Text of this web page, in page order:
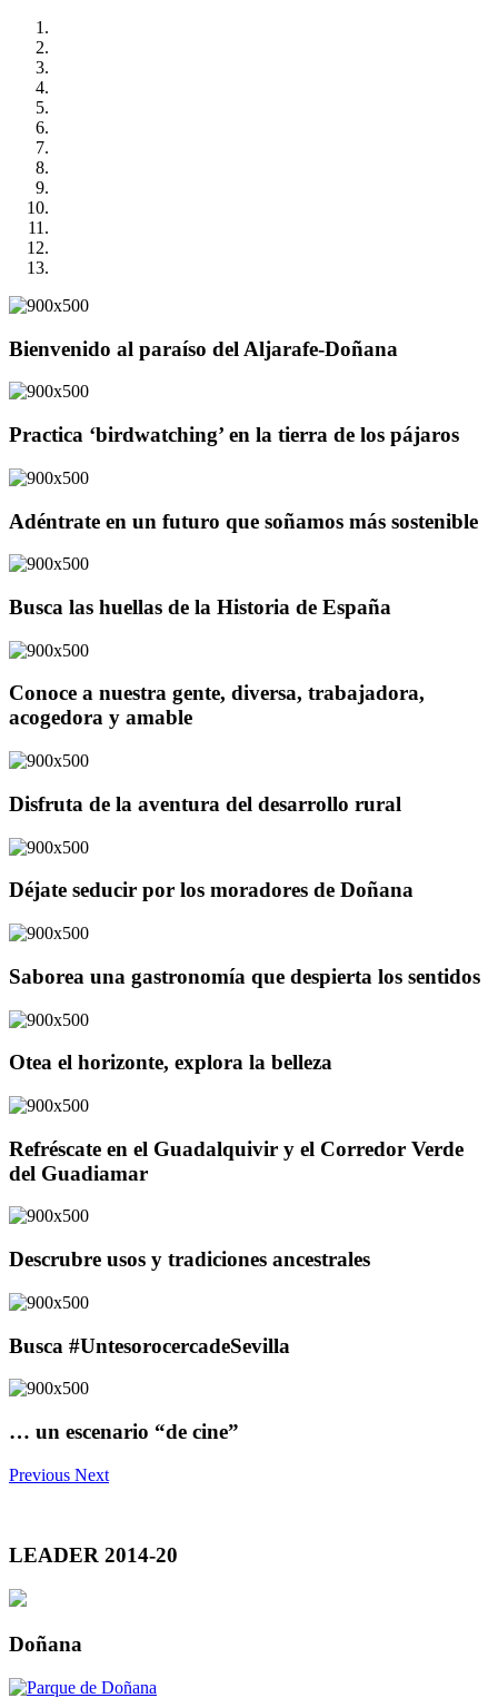
Bienvenido al paraíso del Aljarafe-Doñana
Practica ‘birdwatching’ en la tierra de los pájaros
Adéntrate en un futuro que soñamos más sostenible
Busca las huellas de la Historia de España
Conoce a nuestra gente, diversa, trabajadora,
acogedora y amable
Disfruta de la aventura del desarrollo rural
Déjate seducir por los moradores de Doñana
Saborea una gastronomía que despierta los sentidos
Otea el horizonte, explora la belleza
Refréscate en el Guadalquivir y el Corredor Verde
del Guadiamar
Descrubre usos y tradiciones ancestrales
Busca #UntesorocercadeSevilla
… un escenario “de cine”
Previous Next
LEADER 2014-20
Doñana